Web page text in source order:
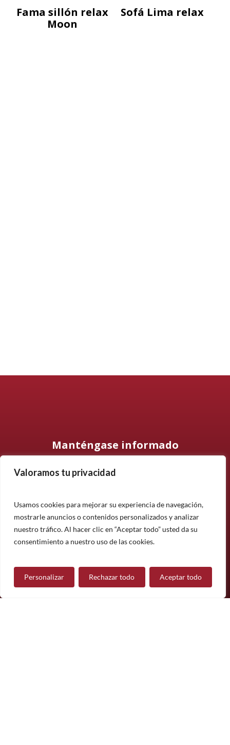
Valoramos tu privacidad
Usamos cookies para mejorar su experiencia de navegación,
mostrarle anuncios o contenidos personalizados y analizar
nuestro tráfico. Al hacer clic en “Aceptar todo” usted da su
consentimiento a nuestro uso de las cookies.
Personalizar Rechazar todo Aceptar todo
Fama sillón relax
Moon
Sofá Lima relax
Manténgase informado
Suscríbase a nuestro boletín informativo y manténgase
noticias.
Suscríbete
¿Tiene alguna pregunta?
Contáctanos